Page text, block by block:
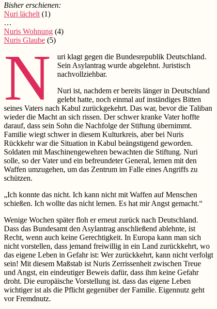
Bisher erschienen:
Nuri lächelt (1)
…
Nuris Wohnung (4)
Nuris Glaube (5)
N
uri klagt gegen die Bundesrepublik Deutschland.
Sein Asylantrag wurde abgelehnt. Juristisch
nachvollziehbar.
Nuri ist, nachdem er bereits länger in Deutschland
gelebt hatte, noch einmal auf inständiges Bitten
seines Vaters nach Kabul zurückgekehrt. Das war, bevor die Taliban
wieder die Macht an sich rissen. Der schwer kranke Vater hoffte
darauf, dass sein Sohn die Nachfolge der Stiftung übernimmt.
Familie wiegt schwer in diesem Kulturkreis, aber bei Nuris
Rückkehr war die Situation in Kabul beängstigend geworden.
Soldaten mit Maschinengewehren bewachten die Stiftung. Nuri
solle, so der Vater und ein befreundeter General, lernen mit den
Waffen umzugehen, um das Zentrum im Falle eines Angriffs zu
schützen.
„Ich konnte das nicht. Ich kann nicht mit Waffen auf Menschen
schießen. Ich wollte das nicht lernen. Es hat mir Angst gemacht.“
Wenige Wochen später floh er erneut zurück nach Deutschland.
Dass das Bundesamt den Asylantrag anschließend ablehnte, ist
Recht, wenn auch keine Gerechtigkeit. In Europa kann man sich
nicht vorstellen, dass jemand freiwillig in ein Land zurückkehrt, wo
das eigene Leben in Gefahr ist: Wer zurückkehrt, kann nicht verfolgt
sein! Mit diesem Maßstab ist Nuris Zerrissenheit zwischen Treue
und Angst, ein eindeutiger Beweis dafür, dass ihm keine Gefahr
droht. Die europäische Vorstellung ist. dass das eigene Leben
wichtiger ist als die Pflicht gegenüber der Familie. Eigennutz geht
vor Fremdnutz.